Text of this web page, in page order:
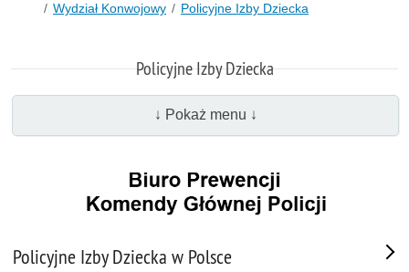
Wydział Konwojowy
Policyjne Izby Dziecka
Policyjne Izby Dziecka
↓ Pokaż menu ↓
Policyjne Izby Dziecka w Polsce